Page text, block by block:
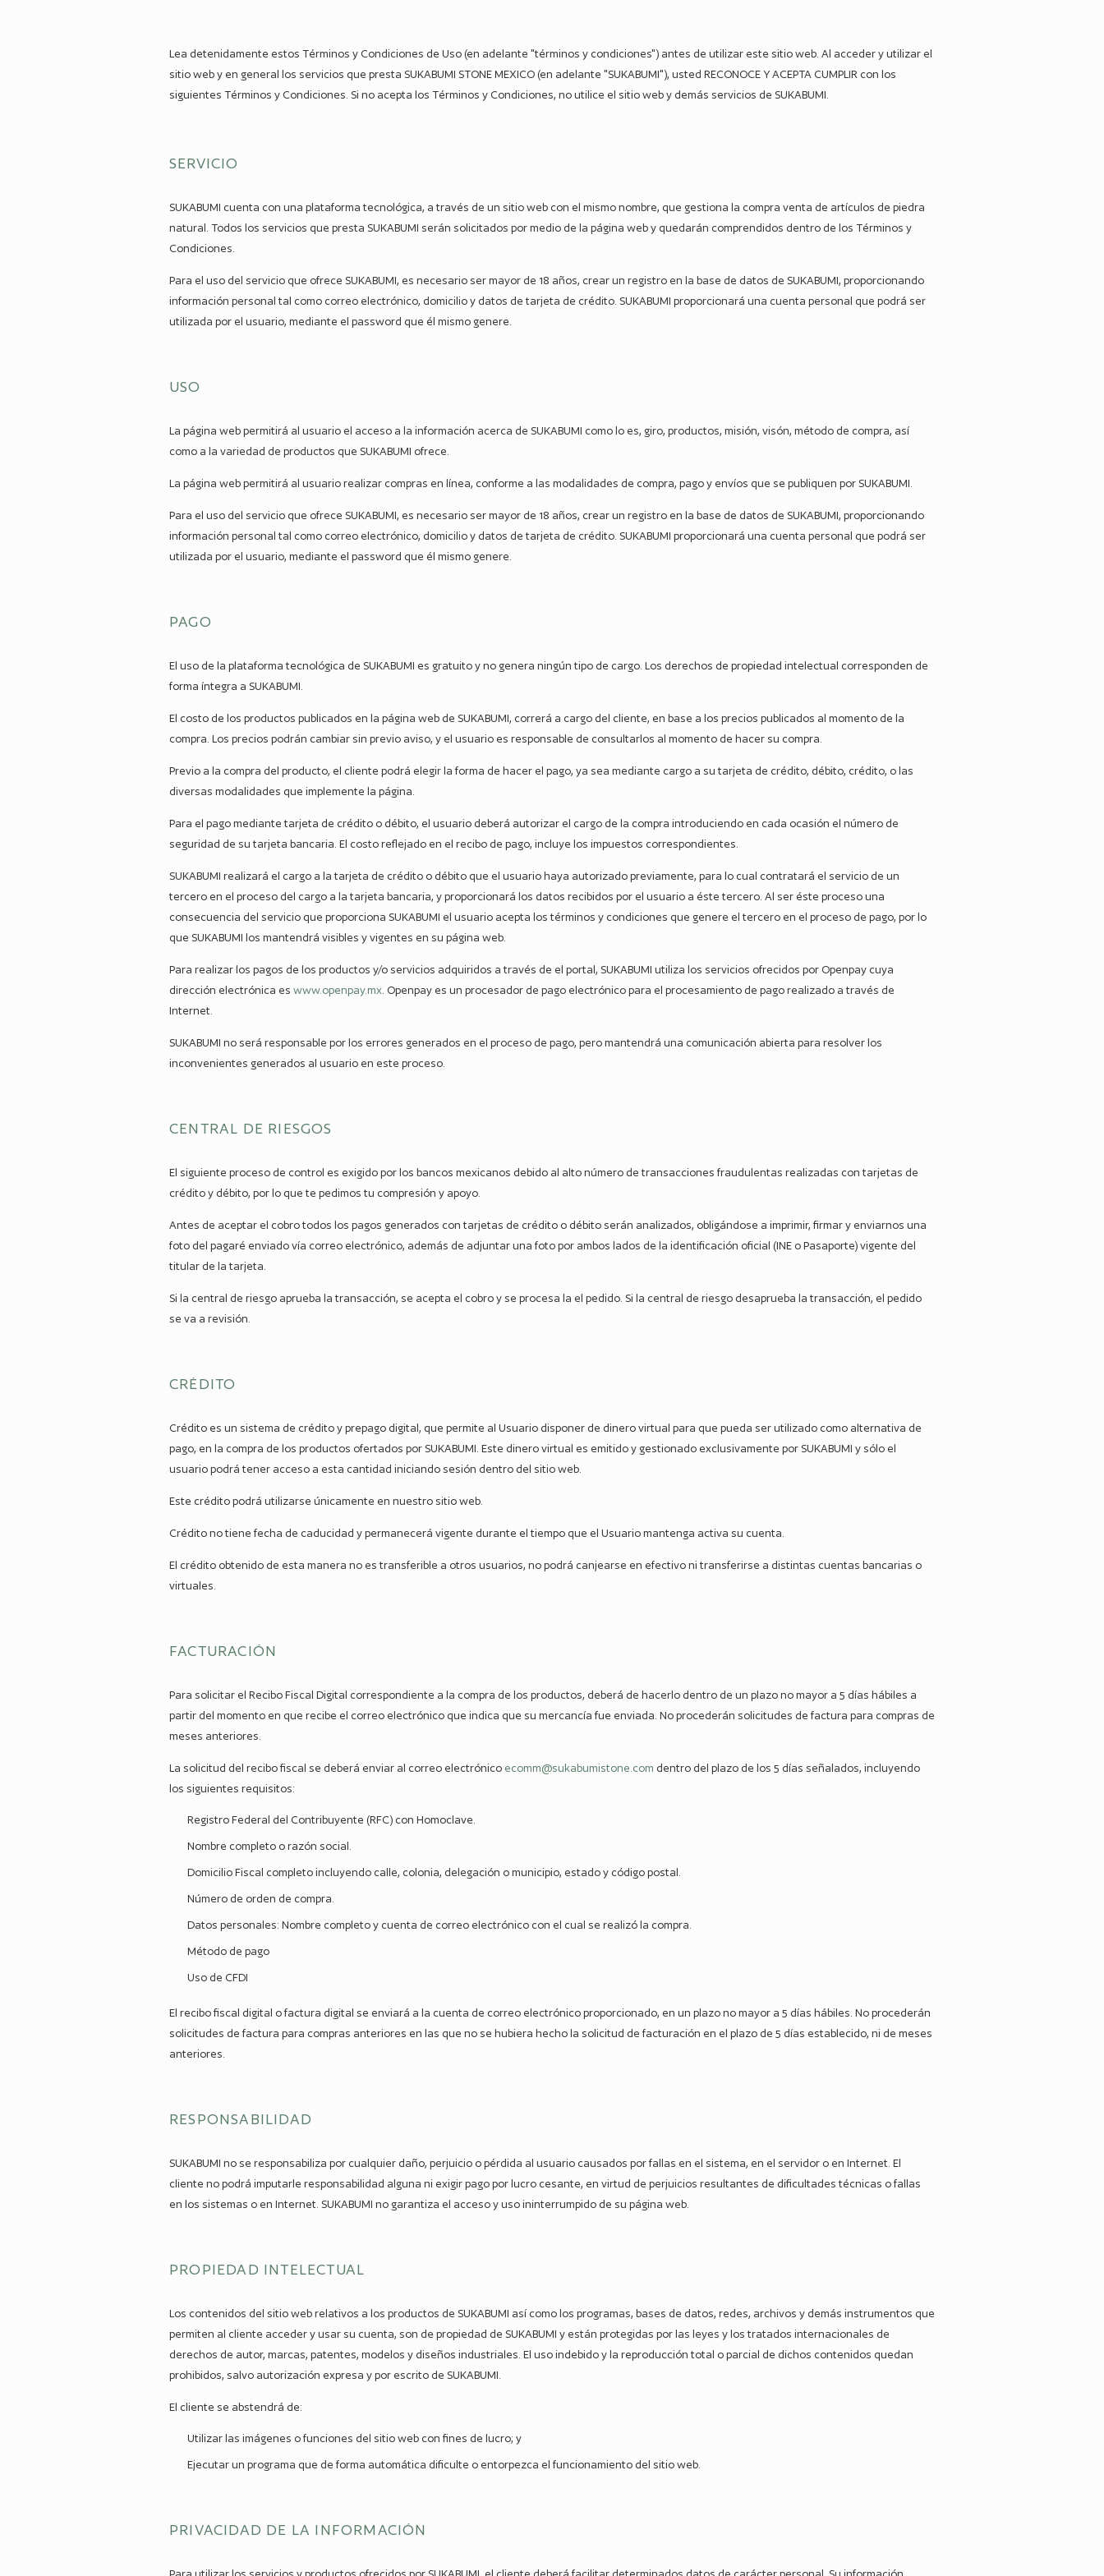
Lea detenidamente estos Términos y Condiciones de Uso (en adelante "términos y condiciones") antes de utilizar este sitio web. Al acceder y utilizar el
sitio web y en general los servicios que presta SUKABUMI STONE MEXICO (en adelante "SUKABUMI"), usted RECONOCE Y ACEPTA CUMPLIR con los
siguientes Términos y Condiciones. Si no acepta los Términos y Condiciones, no utilice el sitio web y demás servicios de SUKABUMI.
SERVICIO
SUKABUMI cuenta con una plataforma tecnológica, a través de un sitio web con el mismo nombre, que gestiona la compra venta de artículos de piedra
natural. Todos los servicios que presta SUKABUMI serán solicitados por medio de la página web y quedarán comprendidos dentro de los Términos y
Condiciones.
Para el uso del servicio que ofrece SUKABUMI, es necesario ser mayor de 18 años, crear un registro en la base de datos de SUKABUMI, proporcionando
información personal tal como correo electrónico, domicilio y datos de tarjeta de crédito. SUKABUMI proporcionará una cuenta personal que podrá ser
utilizada por el usuario, mediante el password que él mismo genere.
USO
La página web permitirá al usuario el acceso a la información acerca de SUKABUMI como lo es, giro, productos, misión, visón, método de compra, así
como a la variedad de productos que SUKABUMI ofrece.
La página web permitirá al usuario realizar compras en línea, conforme a las modalidades de compra, pago y envíos que se publiquen por SUKABUMI.
Para el uso del servicio que ofrece SUKABUMI, es necesario ser mayor de 18 años, crear un registro en la base de datos de SUKABUMI, proporcionando
información personal tal como correo electrónico, domicilio y datos de tarjeta de crédito. SUKABUMI proporcionará una cuenta personal que podrá ser
utilizada por el usuario, mediante el password que él mismo genere.
PAGO
El uso de la plataforma tecnológica de SUKABUMI es gratuito y no genera ningún tipo de cargo. Los derechos de propiedad intelectual corresponden de
forma íntegra a SUKABUMI.
El costo de los productos publicados en la página web de SUKABUMI, correrá a cargo del cliente, en base a los precios publicados al momento de la
compra. Los precios podrán cambiar sin previo aviso, y el usuario es responsable de consultarlos al momento de hacer su compra.
Previo a la compra del producto, el cliente podrá elegir la forma de hacer el pago, ya sea mediante cargo a su tarjeta de crédito, débito, crédito, o las
diversas modalidades que implemente la página.
Para el pago mediante tarjeta de crédito o débito, el usuario deberá autorizar el cargo de la compra introduciendo en cada ocasión el número de
seguridad de su tarjeta bancaria. El costo reflejado en el recibo de pago, incluye los impuestos correspondientes.
SUKABUMI realizará el cargo a la tarjeta de crédito o débito que el usuario haya autorizado previamente, para lo cual contratará el servicio de un
tercero en el proceso del cargo a la tarjeta bancaria, y proporcionará los datos recibidos por el usuario a éste tercero. Al ser éste proceso una
consecuencia del servicio que proporciona SUKABUMI el usuario acepta los términos y condiciones que genere el tercero en el proceso de pago, por lo
que SUKABUMI los mantendrá visibles y vigentes en su página web.
Para realizar los pagos de los productos y/o servicios adquiridos a través de el portal, SUKABUMI utiliza los servicios ofrecidos por Openpay cuya
dirección electrónica es www.openpay.mx. Openpay es un procesador de pago electrónico para el procesamiento de pago realizado a través de
Internet.
SUKABUMI no será responsable por los errores generados en el proceso de pago, pero mantendrá una comunicación abierta para resolver los
inconvenientes generados al usuario en este proceso.
CENTRAL DE RIESGOS
El siguiente proceso de control es exigido por los bancos mexicanos debido al alto número de transacciones fraudulentas realizadas con tarjetas de
crédito y débito, por lo que te pedimos tu compresión y apoyo.
Antes de aceptar el cobro todos los pagos generados con tarjetas de crédito o débito serán analizados, obligándose a imprimir, firmar y enviarnos una
foto del pagaré enviado vía correo electrónico, además de adjuntar una foto por ambos lados de la identificación oficial (INE o Pasaporte) vigente del
titular de la tarjeta.
Si la central de riesgo aprueba la transacción, se acepta el cobro y se procesa la el pedido. Si la central de riesgo desaprueba la transacción, el pedido
se va a revisión.
CRÉDITO
Crédito es un sistema de crédito y prepago digital, que permite al Usuario disponer de dinero virtual para que pueda ser utilizado como alternativa de
pago, en la compra de los productos ofertados por SUKABUMI. Este dinero virtual es emitido y gestionado exclusivamente por SUKABUMI y sólo el
usuario podrá tener acceso a esta cantidad iniciando sesión dentro del sitio web.
Este crédito podrá utilizarse únicamente en nuestro sitio web.
Crédito no tiene fecha de caducidad y permanecerá vigente durante el tiempo que el Usuario mantenga activa su cuenta.
El crédito obtenido de esta manera no es transferible a otros usuarios, no podrá canjearse en efectivo ni transferirse a distintas cuentas bancarias o
virtuales.
FACTURACIÓN
Para solicitar el Recibo Fiscal Digital correspondiente a la compra de los productos, deberá de hacerlo dentro de un plazo no mayor a 5 días hábiles a
partir del momento en que recibe el correo electrónico que indica que su mercancía fue enviada. No procederán solicitudes de factura para compras de
meses anteriores.
La solicitud del recibo fiscal se deberá enviar al correo electrónico ecomm@sukabumistone.com dentro del plazo de los 5 días señalados, incluyendo
los siguientes requisitos:
Registro Federal del Contribuyente (RFC) con Homoclave.
Nombre completo o razón social.
Domicilio Fiscal completo incluyendo calle, colonia, delegación o municipio, estado y código postal.
Número de orden de compra.
Datos personales: Nombre completo y cuenta de correo electrónico con el cual se realizó la compra.
Método de pago
Uso de CFDI
El recibo fiscal digital o factura digital se enviará a la cuenta de correo electrónico proporcionado, en un plazo no mayor a 5 días hábiles. No procederán
solicitudes de factura para compras anteriores en las que no se hubiera hecho la solicitud de facturación en el plazo de 5 días establecido, ni de meses
anteriores.
RESPONSABILIDAD
SUKABUMI no se responsabiliza por cualquier daño, perjuicio o pérdida al usuario causados por fallas en el sistema, en el servidor o en Internet. El
cliente no podrá imputarle responsabilidad alguna ni exigir pago por lucro cesante, en virtud de perjuicios resultantes de dificultades técnicas o fallas
en los sistemas o en Internet. SUKABUMI no garantiza el acceso y uso ininterrumpido de su página web.
PROPIEDAD INTELECTUAL
Los contenidos del sitio web relativos a los productos de SUKABUMI así como los programas, bases de datos, redes, archivos y demás instrumentos que
permiten al cliente acceder y usar su cuenta, son de propiedad de SUKABUMI y están protegidas por las leyes y los tratados internacionales de
derechos de autor, marcas, patentes, modelos y diseños industriales. El uso indebido y la reproducción total o parcial de dichos contenidos quedan
prohibidos, salvo autorización expresa y por escrito de SUKABUMI.
El cliente se abstendrá de:
Utilizar las imágenes o funciones del sitio web con fines de lucro; y
Ejecutar un programa que de forma automática dificulte o entorpezca el funcionamiento del sitio web.
PRIVACIDAD DE LA INFORMACIÓN